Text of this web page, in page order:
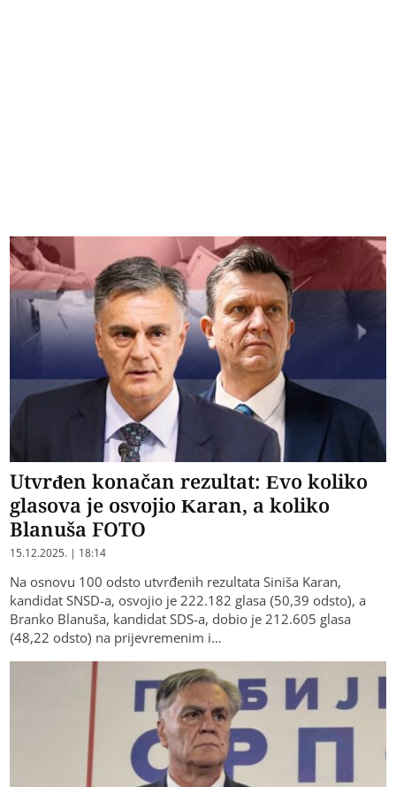
Utvrđen konačan rezultat: Evo koliko
glasova je osvojio Karan, a koliko
Blanuša FOTO
15.12.2025. | 18:14
Na osnovu 100 odsto utvrđenih rezultata Siniša Karan,
kandidat SNSD-a, osvojio je 222.182 glasa (50,39 odsto), a
Branko Blanuša, kandidat SDS-a, dobio je 212.605 glasa
(48,22 odsto) na prijevremenim i…